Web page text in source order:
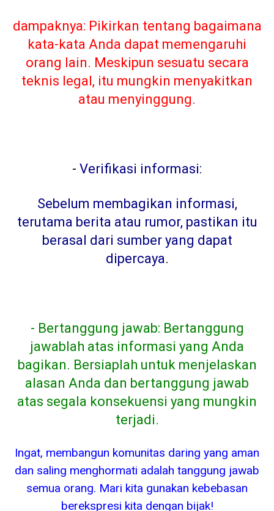
dampaknya: Pikirkan tentang bagaimana
kata-kata Anda dapat memengaruhi
orang lain. Meskipun sesuatu secara
teknis legal, itu mungkin menyakitkan
atau menyinggung.
- Verifikasi informasi:
Sebelum membagikan informasi,
terutama berita atau rumor, pastikan itu
berasal dari sumber yang dapat
dipercaya.
- Bertanggung jawab: Bertanggung
jawablah atas informasi yang Anda
bagikan. Bersiaplah untuk menjelaskan
alasan Anda dan bertanggung jawab
atas segala konsekuensi yang mungkin
terjadi.
Ingat, membangun komunitas daring yang aman
dan saling menghormati adalah tanggung jawab
semua orang. Mari kita gunakan kebebasan
berekspresi kita dengan bijak!